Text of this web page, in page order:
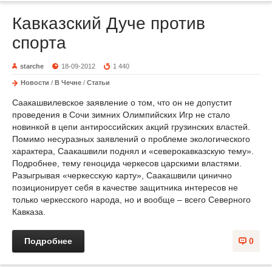
Кавказский Дуче против
спорта
starche 18-09-2012 1 440
Новости / В Чечне / Статьи
Саакашвилевское заявление о том, что он не допустит
проведения в Сочи зимних Олимпийских Игр не стало
новинкой в цепи антироссийских акций грузинских властей.
Помимо несуразных заявлений о проблеме экологического
характера, Саакашвили поднял и «северокавказскую тему».
Подробнее, тему геноцида черкесов царскими властями.
Разыгрывая «черкесскую карту», Саакашвили цинично
позиционирует себя в качестве защитника интересов не
только черкесского народа, но и вообще – всего Северного
Кавказа.
0
Подробнее